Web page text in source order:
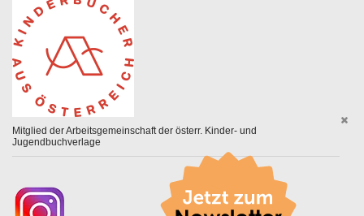
Mitglied der Arbeitsgemeinschaft der österr. Kinder- und
Jugendbuchverlage